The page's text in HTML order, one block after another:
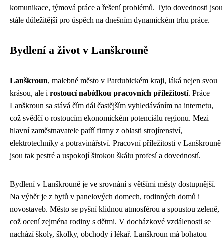
komunikace, týmová práce a řešení problémů. Tyto dovednosti jsou
stále důležitější pro úspěch na dnešním dynamickém trhu práce.
Bydlení a život v Lanškrouně
Lanškroun, malebné město v Pardubickém kraji, láká nejen svou
krásou, ale i rostoucí nabídkou pracovních příležitostí. Práce
Lanškroun sa stává čím dál častějším vyhledáváním na internetu,
což svědčí o rostoucím ekonomickém potenciálu regionu. Mezi
hlavní zaměstnavatele patří firmy z oblasti strojírenství,
elektrotechniky a potravinářství. Pracovní příležitosti v Lanškrouně
jsou tak pestré a uspokojí širokou škálu profesí a dovedností.
Bydlení v Lanškrouně je ve srovnání s většími městy dostupnější.
Na výběr je z bytů v panelových domech, rodinných domů i
novostaveb. Město se pyšní klidnou atmosférou a spoustou zeleně,
což ocení zejména rodiny s dětmi. V docházkové vzdálenosti se
nachází školy, školky, obchody i lékař. Lanškroun má bohatou